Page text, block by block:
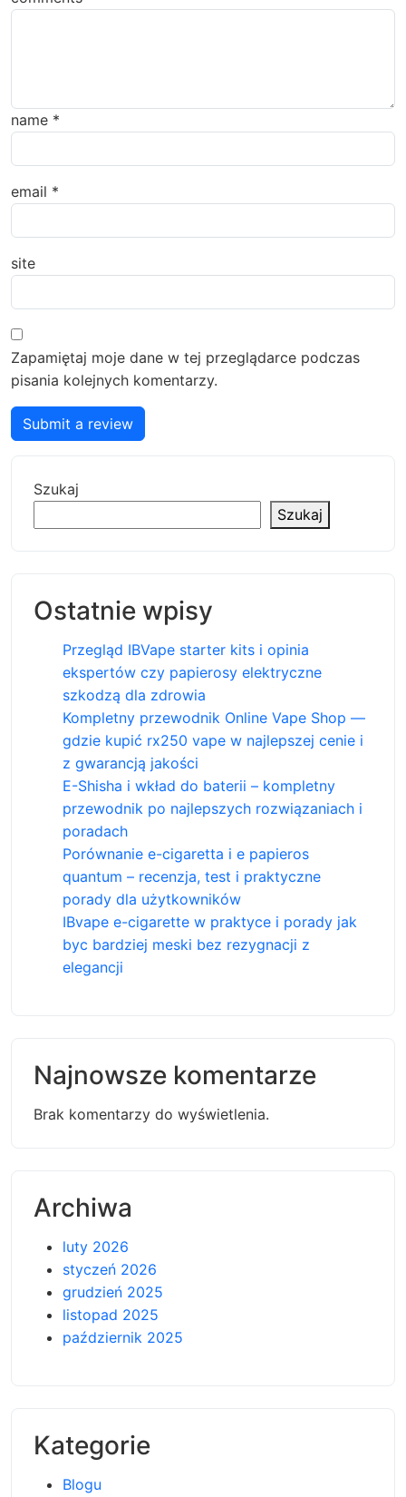
name *
email *
site
Zapamiętaj moje dane w tej przeglądarce podczas
pisania kolejnych komentarzy.
Submit a review
Szukaj
Szukaj
Ostatnie wpisy
Przegląd IBVape starter kits i opinia
ekspertów czy papierosy elektryczne
szkodzą dla zdrowia
Kompletny przewodnik Online Vape Shop —
gdzie kupić rx250 vape w najlepszej cenie i
z gwarancją jakości
E-Shisha i wkład do baterii – kompletny
przewodnik po najlepszych rozwiązaniach i
poradach
Porównanie e-cigaretta i e papieros
quantum – recenzja, test i praktyczne
porady dla użytkowników
IBvape e-cigarette w praktyce i porady jak
byc bardziej meski bez rezygnacji z
elegancji
Najnowsze komentarze
Brak komentarzy do wyświetlenia.
Archiwa
luty 2026
styczeń 2026
grudzień 2025
listopad 2025
październik 2025
Kategorie
Blogu